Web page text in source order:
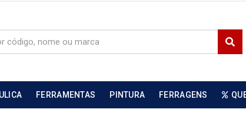
FERRAMENTAS PINTURA FERRAGENS